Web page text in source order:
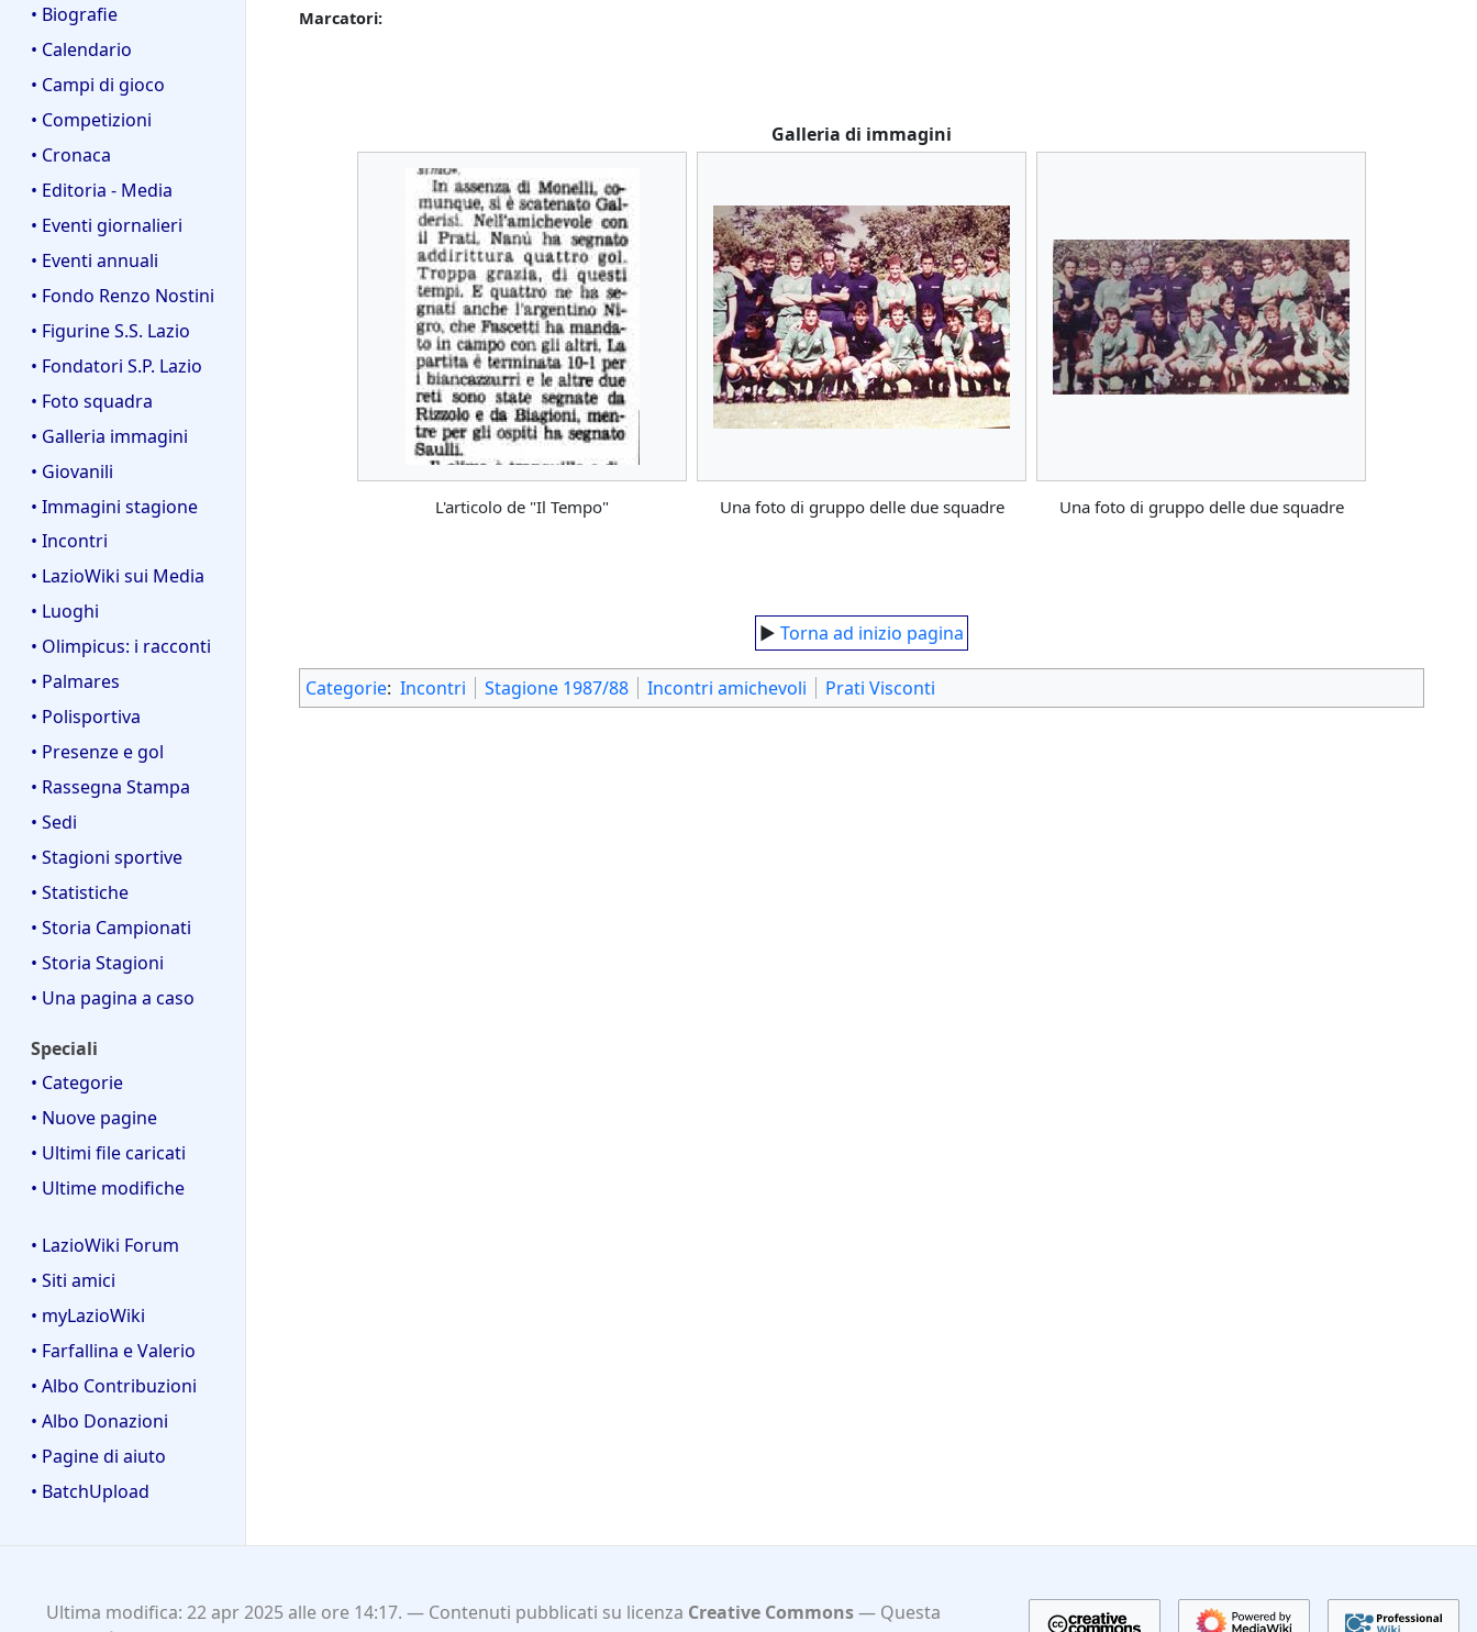
• Biografie
• Calendario
• Campi di gioco
• Competizioni
• Cronaca
• Editoria - Media
• Eventi giornalieri
• Eventi annuali
• Fondo Renzo Nostini
• Figurine S.S. Lazio
• Fondatori S.P. Lazio
• Foto squadra
• Galleria immagini
• Giovanili
• Immagini stagione
• Incontri
• LazioWiki sui Media
• Luoghi
• Olimpicus: i racconti
• Palmares
• Polisportiva
• Presenze e gol
• Rassegna Stampa
• Sedi
• Stagioni sportive
• Statistiche
• Storia Campionati
• Storia Stagioni
• Una pagina a caso
Speciali
• Categorie
• Nuove pagine
• Ultimi file caricati
• Ultime modifiche
• LazioWiki Forum
• Siti amici
• myLazioWiki
• Farfallina e Valerio
• Albo Contribuzioni
• Albo Donazioni
• Pagine di aiuto
• BatchUpload
Marcatori:
Galleria di immagini
L'articolo de "Il Tempo" Una foto di gruppo delle due squadre Una foto di gruppo delle due squadre
► Torna ad inizio pagina
Categorie: Incontri Stagione 1987/88 Incontri amichevoli Prati Visconti
Ultima modifica: 22 apr 2025 alle ore 14:17. Contenuti pubblicati su licenza Creative Commons
Questa